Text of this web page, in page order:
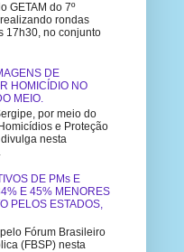
GETAM do 7º
rondas
17h30, no conjunto
DE
HOMICÍDIO NO
MEIO.
por meio do
e Proteção
nesta
DE PMs E
E 45% MENORES
PELOS ESTADOS,
Fórum Brasileiro
(FBSP) nesta